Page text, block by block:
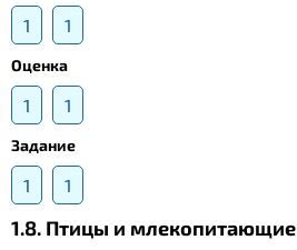
1 1
Оценка
1 1
Задание
1 1
1.8. Птицы и млекопитающие